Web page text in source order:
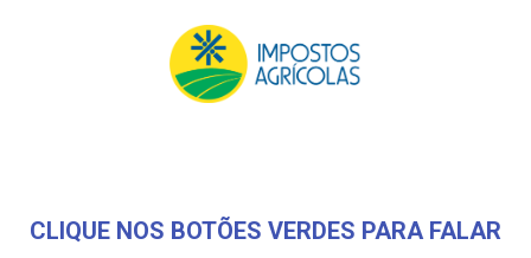
CLIQUE NOS BOTÕES VERDES PARA FALAR